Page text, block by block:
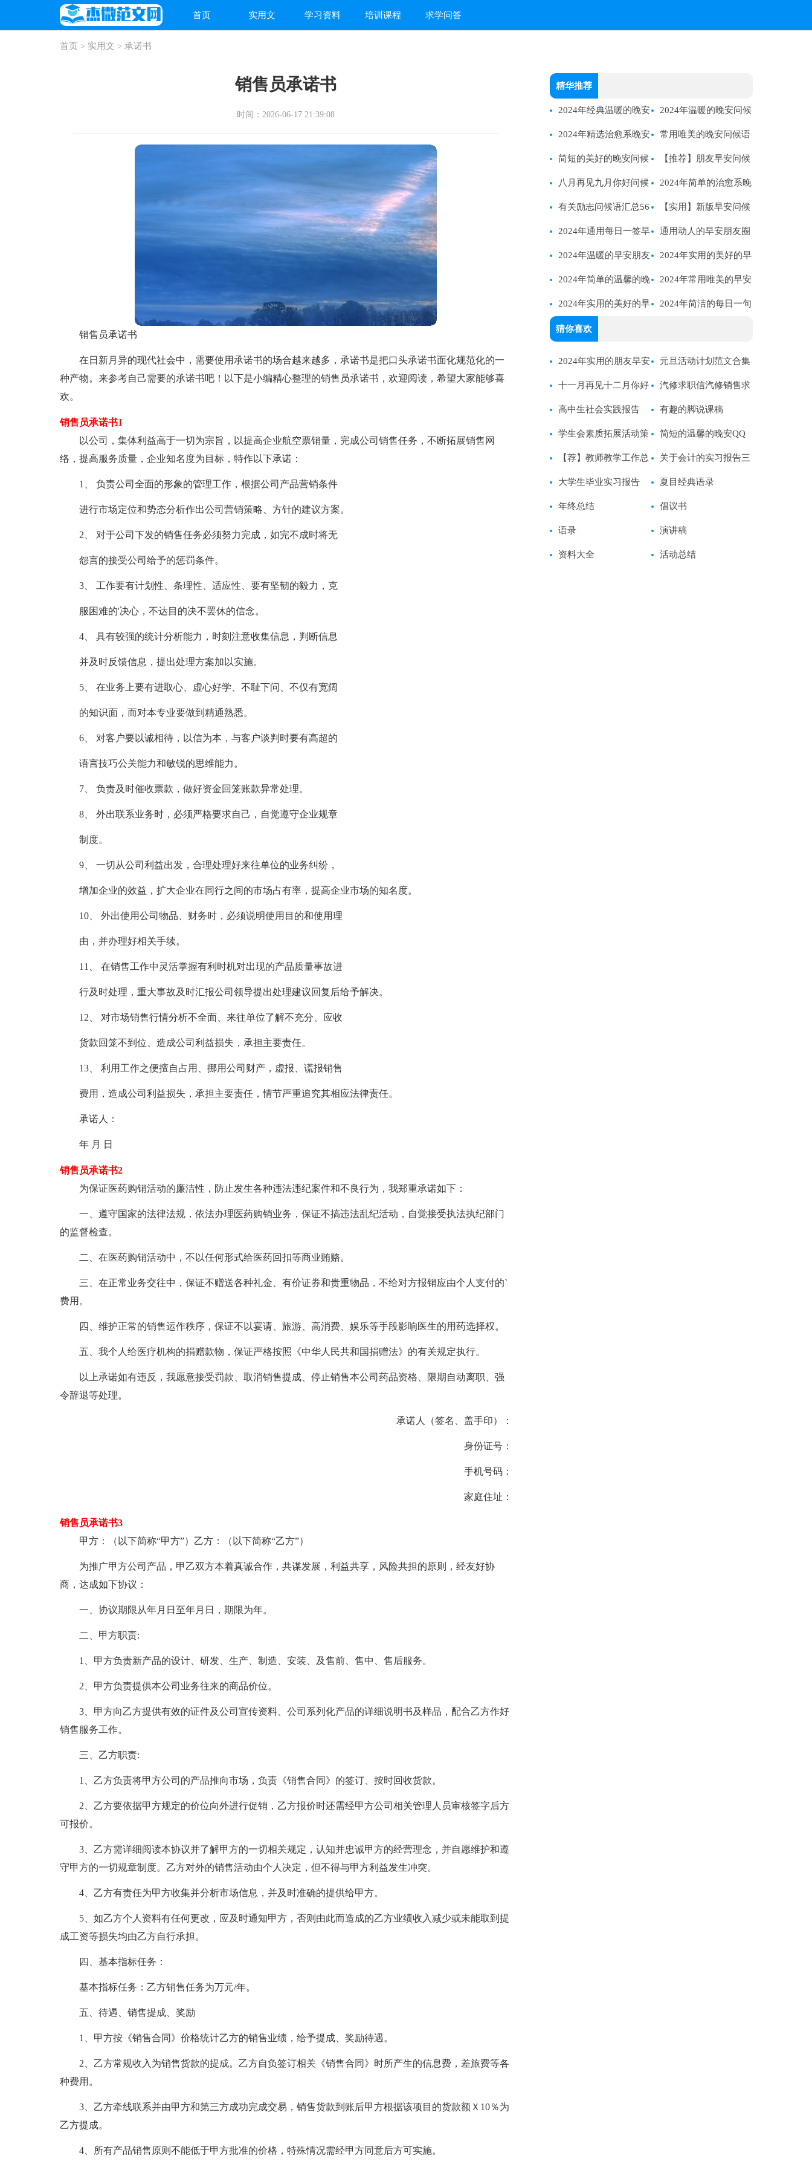
首页 实用文 学习资料 培训课程 求学问答
首页 > 实用文 > 承诺书
销售员承诺书
时间：2026-06-17 21:39:08
销售员承诺书
在日新月异的现代社会中，需要使用承诺书的场合越来越多，承诺书是把口头承诺书面化规范化的一
种产物。来参考自己需要的承诺书吧！以下是小编精心整理的销售员承诺书，欢迎阅读，希望大家能够喜
欢。
销售员承诺书1
以公司，集体利益高于一切为宗旨，以提高企业航空票销量，完成公司销售任务，不断拓展销售网
络，提高服务质量，企业知名度为目标，特作以下承诺：
1、 负责公司全面的形象的管理工作，根据公司产品营销条件
进行市场定位和势态分析作出公司营销策略、方针的建议方案。
2、 对于公司下发的销售任务必须努力完成，如完不成时将无
怨言的接受公司给予的惩罚条件。
3、 工作要有计划性、条理性、适应性、要有坚韧的毅力，克
服困难的'决心，不达目的决不罢休的信念。
4、 具有较强的统计分析能力，时刻注意收集信息，判断信息
并及时反馈信息，提出处理方案加以实施。
5、 在业务上要有进取心、虚心好学、不耻下问、不仅有宽阔
的知识面，而对本专业要做到精通熟悉。
6、 对客户要以诚相待，以信为本，与客户谈判时要有高超的
语言技巧公关能力和敏锐的思维能力。
7、 负责及时催收票款，做好资金回笼账款异常处理。
8、 外出联系业务时，必须严格要求自己，自觉遵守企业规章
制度。
9、 一切从公司利益出发，合理处理好来往单位的业务纠纷，
增加企业的效益，扩大企业在同行之间的市场占有率，提高企业市场的知名度。
10、 外出使用公司物品、财务时，必须说明使用目的和使用理
由，并办理好相关手续。
11、 在销售工作中灵活掌握有利时机对出现的产品质量事故进
行及时处理，重大事故及时汇报公司领导提出处理建议回复后给予解决。
12、 对市场销售行情分析不全面、来往单位了解不充分、应收
货款回笼不到位、造成公司利益损失，承担主要责任。
13、 利用工作之便擅自占用、挪用公司财产，虚报、谎报销售
费用，造成公司利益损失，承担主要责任，情节严重追究其相应法律责任。
承诺人：
年 月 日
销售员承诺书2
为保证医药购销活动的廉洁性，防止发生各种违法违纪案件和不良行为，我郑重承诺如下：
一、遵守国家的法律法规，依法办理医药购销业务，保证不搞违法乱纪活动，自觉接受执法执纪部门
的监督检查。
二、在医药购销活动中，不以任何形式给医药回扣等商业贿赂。
三、在正常业务交往中，保证不赠送各种礼金、有价证券和贵重物品，不给对方报销应由个人支付的`
费用。
四、维护正常的销售运作秩序，保证不以宴请、旅游、高消费、娱乐等手段影响医生的用药选择权。
五、我个人给医疗机构的捐赠款物，保证严格按照《中华人民共和国捐赠法》的有关规定执行。
以上承诺如有违反，我愿意接受罚款、取消销售提成、停止销售本公司药品资格、限期自动离职、强
令辞退等处理。
承诺人（签名、盖手印）：
身份证号：
手机号码：
家庭住址：
销售员承诺书3
甲方：（以下简称“甲方”）乙方：（以下简称“乙方”）
为推广甲方公司产品，甲乙双方本着真诚合作，共谋发展，利益共享，风险共担的原则，经友好协
商，达成如下协议：
一、协议期限从年月日至年月日，期限为年。
二、甲方职责:
1、甲方负责新产品的设计、研发、生产、制造、安装、及售前、售中、售后服务。
2、甲方负责提供本公司业务往来的商品价位。
3、甲方向乙方提供有效的证件及公司宣传资料、公司系列化产品的详细说明书及样品，配合乙方作好
销售服务工作。
三、乙方职责:
1、乙方负责将甲方公司的产品推向市场，负责《销售合同》的签订、按时回收货款。
2、乙方要依据甲方规定的价位向外进行促销，乙方报价时还需经甲方公司相关管理人员审核签字后方
可报价。
3、乙方需详细阅读本协议并了解甲方的一切相关规定，认知并忠诚甲方的经营理念，并自愿维护和遵
守甲方的一切规章制度。乙方对外的销售活动由个人决定，但不得与甲方利益发生冲突。
4、乙方有责任为甲方收集并分析市场信息，并及时准确的提供给甲方。
5、如乙方个人资料有任何更改，应及时通知甲方，否则由此而造成的乙方业绩收入减少或未能取到提
成工资等损失均由乙方自行承担。
四、基本指标任务：
基本指标任务：乙方销售任务为万元/年。
五、待遇、销售提成、奖励
1、甲方按《销售合同》价格统计乙方的销售业绩，给予提成、奖励待遇。
2、乙方常规收入为销售货款的提成。乙方自负签订相关《销售合同》时所产生的信息费，差旅费等各
种费用。
3、乙方牵线联系并由甲方和第三方成功完成交易，销售货款到账后甲方根据该项目的货款额Ｘ10％为
乙方提成。
4、所有产品销售原则不能低于甲方批准的价格，特殊情况需经甲方同意后方可实施。
精华推荐
2024年经典温暖的晚安
问候语短信汇编80条
2024年温暖的晚安问候
语短信集锦49条
2024年精选治愈系晚安
问候语语录汇总76句
常用唯美的晚安问候语
短信锦集44句
简短的美好的晚安问候
语语录合集77句
【推荐】朋友早安问候
语51句
八月再见九月你好问候
语
2024年简单的治愈系晚
安问候语短信合集54条
有关励志问候语汇总56
句
【实用】新版早安问候
语短信25句
2024年通用每日一签早
安QQ问候语合集41句
通用动人的早安朋友圈
问候语锦集41句
2024年温暖的早安朋友
圈问候语20句
2024年实用的美好的早
安QQ问候语21句
2024年简单的温馨的晚
安问候语语录59句
2024年常用唯美的早安
问候语21条
2024年实用的美好的早
安QQ问候语集锦44条
2024年简洁的每日一句
猜你喜欢
2024年实用的朋友早安
朋友圈问候语大合集62句
元旦活动计划范文合集
九篇
十一月再见十二月你好
语录
汽修求职信汽修销售求
职信
高中生社会实践报告
【范例15篇】
有趣的脚说课稿
学生会素质拓展活动策
划书
简短的温馨的晚安QQ
问候语锦集36条
【荐】教师教学工作总
结
关于会计的实习报告三
篇
大学生毕业实习报告
【热】
夏目经典语录
年终总结 倡议书
语录 演讲稿
资料大全 活动总结